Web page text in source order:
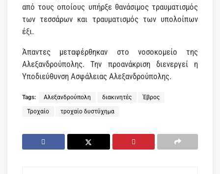
από τους οποίους υπήρξε θανάσιμος τραυματισμός
των τεσσάρων και τραυματισμός των υπολοίπων
έξι.
Άπαντες μεταφέρθηκαν στο νοσοκομείο της
Αλεξανδρούπολης. Την προανάκριση διενεργεί η
Υποδιεύθυνση Ασφάλειας Αλεξανδρούπολης.
Tags: Αλεξανδρούπολη διακινητές Έβρος
Τροχαίο τροχαίο δυστύχημα